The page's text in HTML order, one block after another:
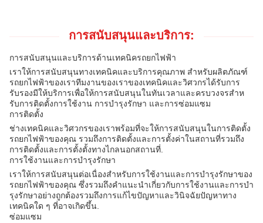
การสนับสนุนและบริการ:
การสนับสนุนและบริการด้านเทคนิครถยกไฟฟ้า
เราให้การสนับสนุนทางเทคนิคและบริการคุณภาพ สําหรับผลิตภัณฑ์
รถยกไฟฟ้าของเราทีมงานของเราของเทคนิคและวิศวกรได้รับการ
รับรองมีให้บริการเพื่อให้การสนับสนุนในทันเวลาและครบวงจรสําห
รับการติดตั้งการใช้งาน การบํารุงรักษา และการซ่อมแซม
การติดตั้ง
ช่างเทคนิคและวิศวกรของเราพร้อมที่จะให้การสนับสนุนในการติดตั้ง
รถยกไฟฟ้าของคุณ รวมถึงการติดตั้งและการตั้งค่าในสถานที่รวมถึง
การติดตั้งและการตั้งตั้งทางไกลนอกสถานที่.
การใช้งานและการบํารุงรักษา
เราให้การสนับสนุนต่อเนื่องสําหรับการใช้งานและการบํารุงรักษาของ
รถยกไฟฟ้าของคุณ ซึ่งรวมถึงคําแนะนําเกี่ยวกับการใช้งานและการบํา
รุงรักษาอย่างถูกต้องรวมถึงการแก้ไขปัญหาและวินิจฉัยปัญหาทาง
เทคนิคใด ๆ ที่อาจเกิดขึ้น.
ซ่อมแซม